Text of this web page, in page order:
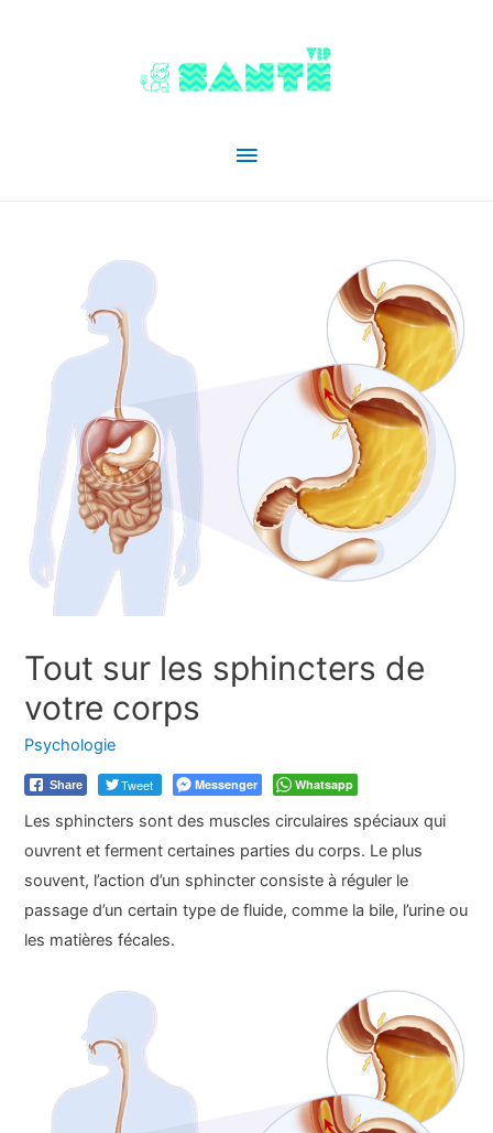
Menu
Tout sur les sphincters de
votre corps
Psychologie
Share Tweet Messenger Whatsapp
Les sphincters sont des muscles circulaires spéciaux qui
ouvrent et ferment certaines parties du corps. Le plus
souvent, l’action d’un sphincter consiste à réguler le
passage d’un certain type de fluide, comme la bile, l’urine ou
les matières fécales.